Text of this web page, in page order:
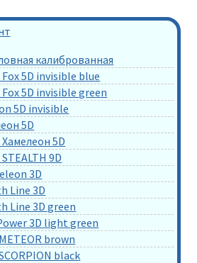
калиброванная
5D invisible blue
5D invisible green
5D invisible
5D
5D
9D
3D
Line 3D
Line 3D green
3D light green
brown
black